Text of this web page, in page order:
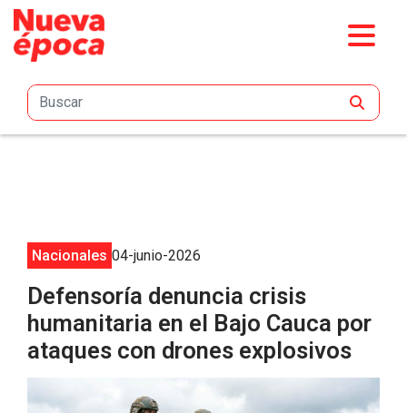
Saltar al contenido principal
Nacionales 04-junio-2026
Defensoría denuncia crisis
humanitaria en el Bajo Cauca por
ataques con drones explosivos